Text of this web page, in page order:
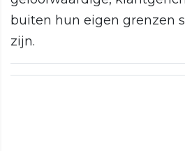
buiten hun eigen grenzen
zijn.